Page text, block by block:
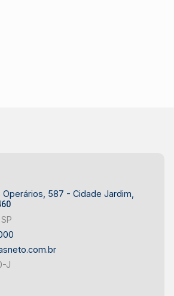
disso, a fácil acessibilidade às
e
Excelente oportunidade de
conforto e praticidade.
e venha conhecer seu novo
Operários, 587 - Cidade Jardim,
J